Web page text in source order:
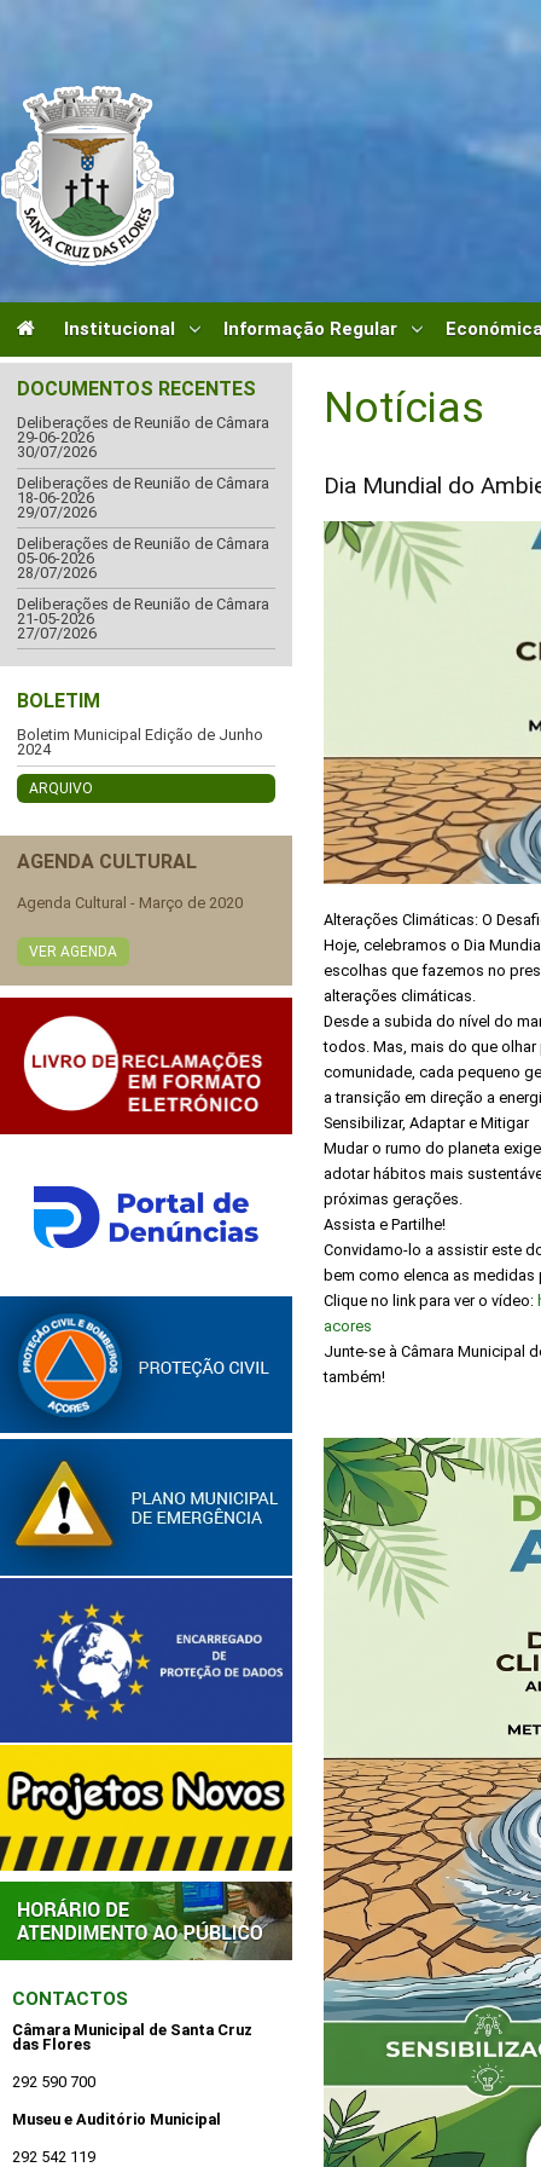
Institucional Informação Regular
DOCUMENTOS RECENTES
Deliberações de Reunião de Câmara
29-06-2026
30/07/2026
Deliberações de Reunião de Câmara
18-06-2026
29/07/2026
Deliberações de Reunião de Câmara
05-06-2026
28/07/2026
Deliberações de Reunião de Câmara
21-05-2026
27/07/2026
BOLETIM
Boletim Municipal Edição de Junho
2024
ARQUIVO
AGENDA CULTURAL
Agenda Cultural - Março de 2020
VER AGENDA
CONTACTOS
Câmara Municipal de Santa Cruz
das Flores
292 590 700
Museu e Auditório Municipal
292 542 119
Notícias
Dia Mundial do
Alterações Climáticas: O
Hoje, celebramos o Dia
escolhas que fazemos no
alterações climáticas.
Desde a subida do nível do
todos. Mas, mais do que
comunidade, cada pequeno
a transição em direção a
Sensibilizar, Adaptar e Mitigar
Mudar o rumo do planeta
adotar hábitos mais
próximas gerações.
Assista e Partilhe!
Convidamo-lo a assistir este
bem como elenca as
Clique no link para ver o vídeo:
acores
Junte-se à Câmara Municipal
também!